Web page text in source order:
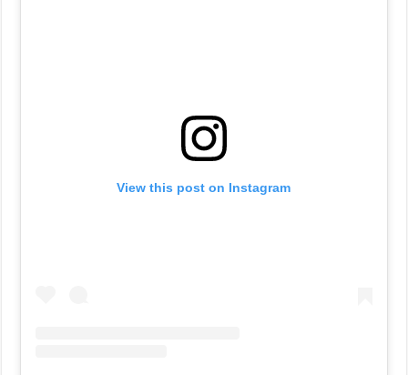
View this post on Instagram